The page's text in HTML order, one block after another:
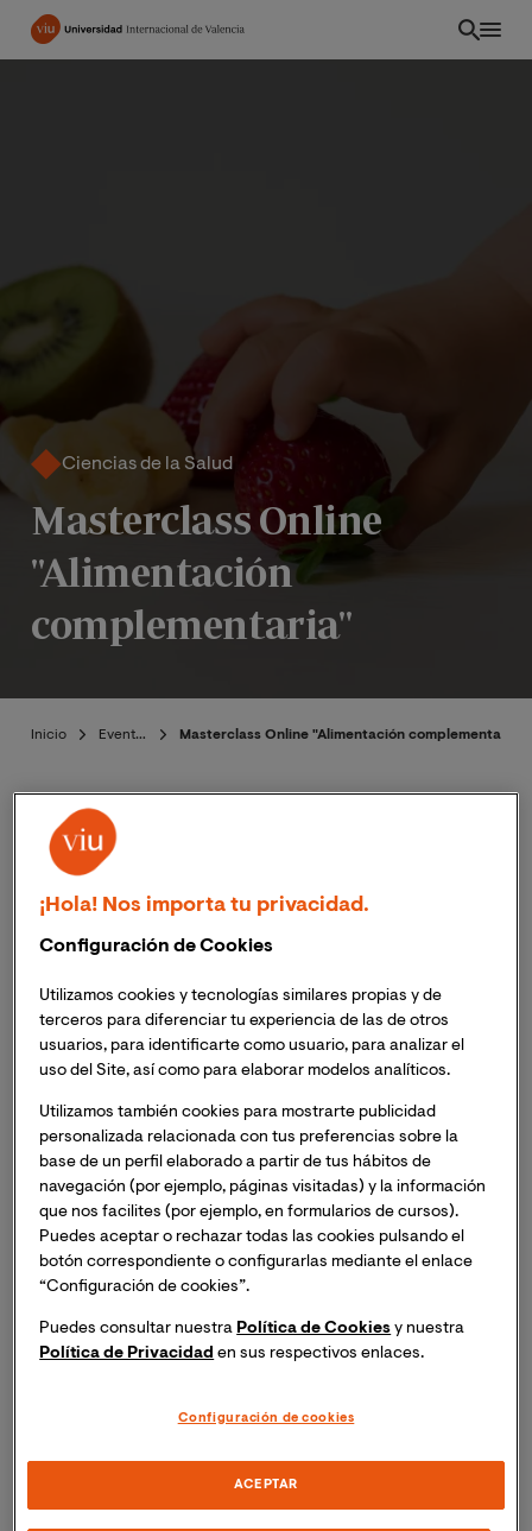
Pasar
Ciencias de la Salud
Masterclass Online
"Alimentación
complementaria"
Inicio Eventos Masterclass Online "Alimentación complementaria"
Presentación
Publicado:21/03/2022|Actualizado:
El próximo 6 de abril de 2022 a las 19:00h (hora España
peninsular); 12:00h (hora Perú) tendrá lugar la
masterclass online "Alimentación complementaria".
nscripción necesaria. Recibirás un email con el
enlace de la masterclass el mismo día del evento.
Durante décadas la alimentación infantil ha estado
sometida a absurdas reglas sin ninguna base científica:
calendarios, horarios, cantidades (siempre exageradas)
y comidas monográficas (cereales, verdura o fruta en
masterclass abordaremos la alimentación libre, lo
propia mano la cantidad que quiera.
¡Hola! Nos importa tu privacidad.
Configuración de Cookies
Utilizamos cookies y tecnologías similares propias y de
terceros para diferenciar tu experiencia de las de otros
usuarios, para identificarte como usuario, para analizar el
uso del Site, así como para elaborar modelos analíticos.
Utilizamos también cookies para mostrarte publicidad
personalizada relacionada con tus preferencias sobre la
base de un perfil elaborado a partir de tus hábitos de
navegación (por ejemplo, páginas visitadas) y la información
que nos facilites (por ejemplo, en formularios de cursos).
Puedes aceptar o rechazar todas las cookies pulsando el
botón correspondiente o configurarlas mediante el enlace
“Configuración de cookies”.
Puedes consultar nuestra Política de Cookies y nuestra
Política de Privacidad en sus respectivos enlaces.
Configuración de cookies
ACEPTAR